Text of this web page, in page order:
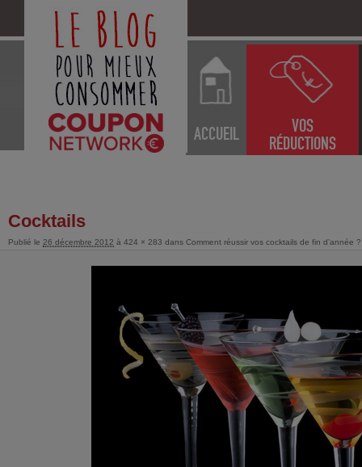
ACCUEIL
VOS
RÉDUCTIONS
Cocktails
Publié le 26 décembre 2012 à 424 × 283 dans Comment réussir vos cocktails de fin d’année ?